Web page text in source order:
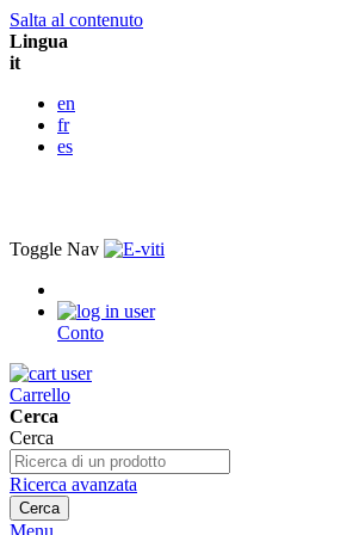
Salta al contenuto
Lingua
it
en
fr
es
Toggle Nav
Conto
Carrello
Cerca
Cerca
Ricerca avanzata
Cerca
Menu